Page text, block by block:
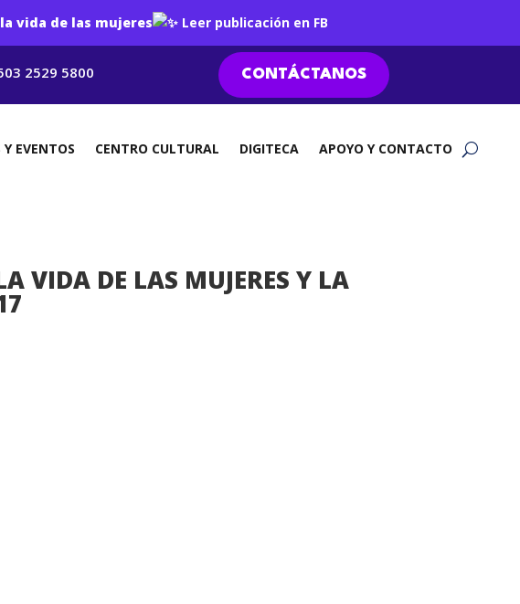
vida de las mujeres Leer publicación en FB
2529 5800 CONTÁCTANOS
EVENTOS CENTRO CULTURAL DIGITECA APOYO Y CONTACTO
VIDA DE LAS MUJERES Y LA